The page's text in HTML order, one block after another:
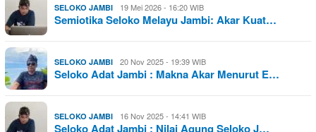
SELOKO JAMBI 19 Mei 2026 - 16:20 WIB
Semiotika Seloko Melayu Jambi: Akar Kuat…
SELOKO JAMBI 20 Nov 2025 - 19:39 WIB
Seloko Adat Jambi : Makna Akar Menurut E…
SELOKO JAMBI 16 Nov 2025 - 14:41 WIB
Seloko Adat Jambi : Nilai Agung Seloko J…